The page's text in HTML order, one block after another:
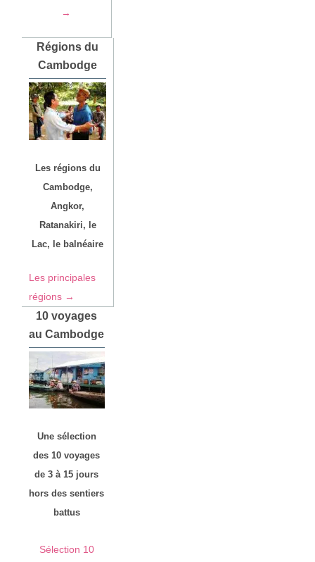
→
Régions du
Cambodge
Les régions du
Cambodge,
Angkor,
Ratanakiri, le
Lac, le balnéaire
Les principales
régions →
10 voyages
au Cambodge
Une sélection
des 10 voyages
de 3 à 15 jours
hors des sentiers
battus
Sélection 10